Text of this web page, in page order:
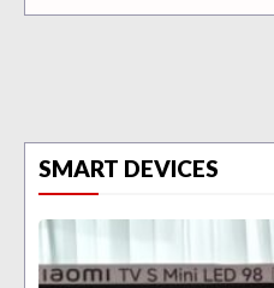
SMART DEVICES